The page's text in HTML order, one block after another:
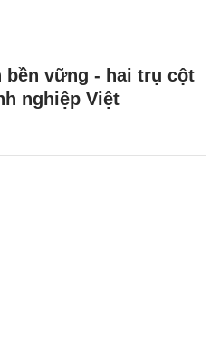
bền vững - hai trụ cột
nghiệp Việt